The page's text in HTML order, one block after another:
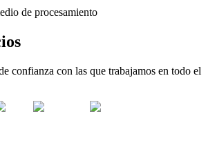
de procesamiento
confianza con las que trabajamos en todo el